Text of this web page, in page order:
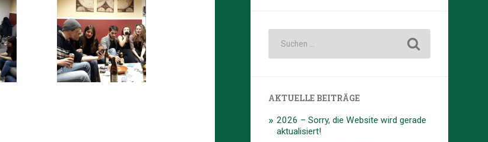
AKTUELLE BEITRÄGE
2026 – Sorry, die Website wird gerade
aktualisiert!